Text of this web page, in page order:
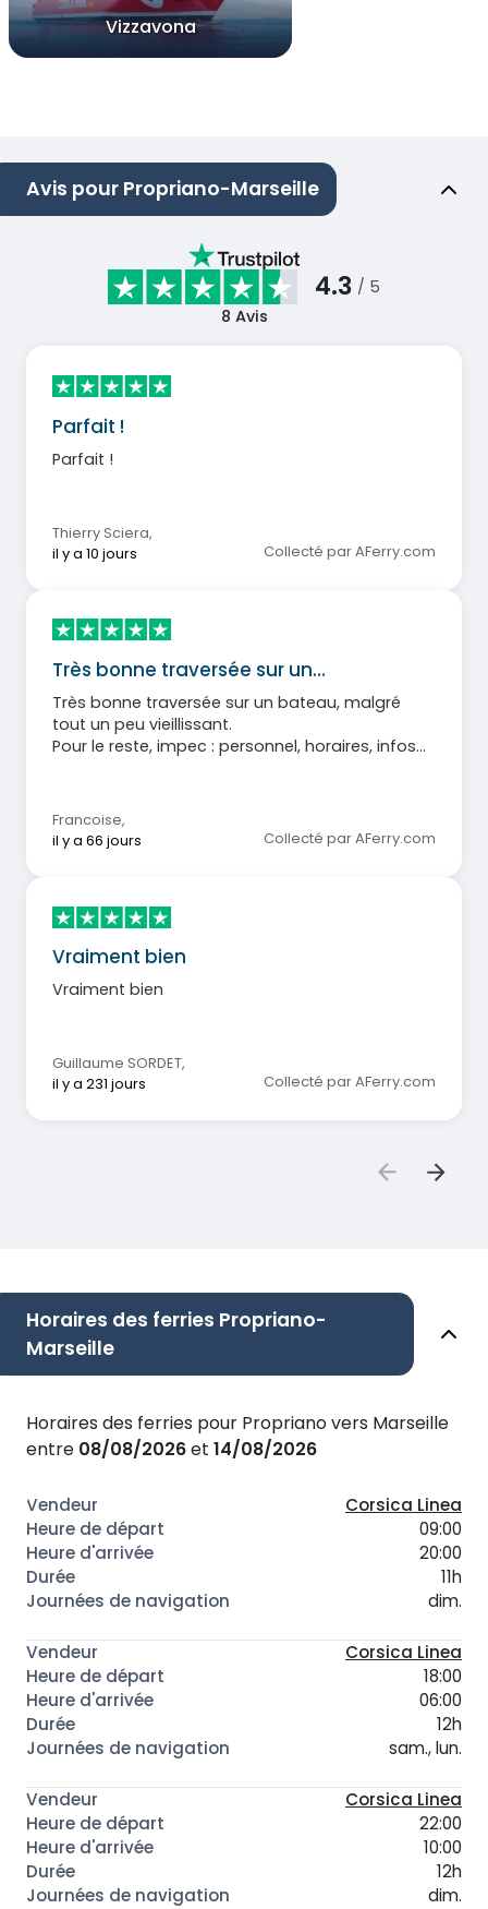
Vizzavona
Avis pour Propriano-Marseille
4.3 / 5
8 Avis
Parfait !
Parfait !
Thierry Sciera,
il y a 10 jours
Collecté par AFerry.com
Très bonne traversée sur un…
Très bonne traversée sur un bateau, malgré
tout un peu vieillissant.
Pour le reste, impec : personnel, horaires, infos
Francoise,
il y a 66 jours
Collecté par AFerry.com
Vraiment bien
Vraiment bien
Guillaume SORDET,
il y a 231 jours
Collecté par AFerry.com
Horaires des ferries Propriano-
Marseille
Horaires des ferries pour Propriano vers Marseille
entre 08/08/2026et 14/08/2026
Corsica Linea
09:00
20:00
11h
dim.
Corsica Linea
18:00
06:00
12h
sam., lun.
Corsica Linea
22:00
10:00
12h
dim.